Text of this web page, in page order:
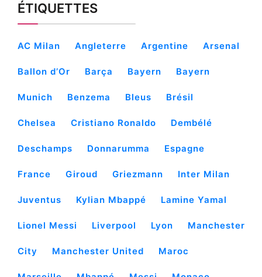
ÉTIQUETTES
AC Milan Angleterre Argentine Arsenal
Ballon d’Or Barça Bayern Bayern
Munich Benzema Bleus Brésil
Chelsea Cristiano Ronaldo Dembélé
Deschamps Donnarumma Espagne
France Giroud Griezmann Inter Milan
Juventus Kylian Mbappé Lamine Yamal
Lionel Messi Liverpool Lyon Manchester
City Manchester United Maroc